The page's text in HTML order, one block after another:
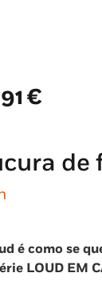
€.
€
é:
8,91
é como se
LOUD EM